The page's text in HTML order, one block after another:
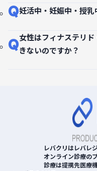
Q妊活中・妊娠中・授
Q女性はフィナステリ
きないのですか？
レバクリはレバレ
オンライン診療の
診療は提携先医療